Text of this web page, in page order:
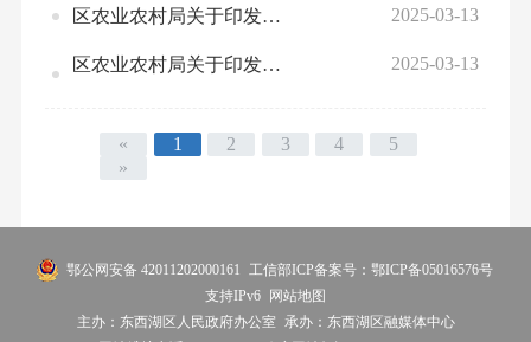
区农业农村局关于印发东西湖区耕地土壤环境质量类别划分动态调整项目实施方案的通知 2025-03-13
区农业农村局关于印发东西湖区农村沼气安全隐患专项整治三年行动方案（2025-2027年）的通知 2025-03-13
« 1 2 3 4
5
»
鄂公网安备 42011202000161
工信部ICP备案号：鄂ICP备05016576号
支持IPv6 网站地图
主办：东西湖区人民政府办公室
承办：东西湖区融媒体中心